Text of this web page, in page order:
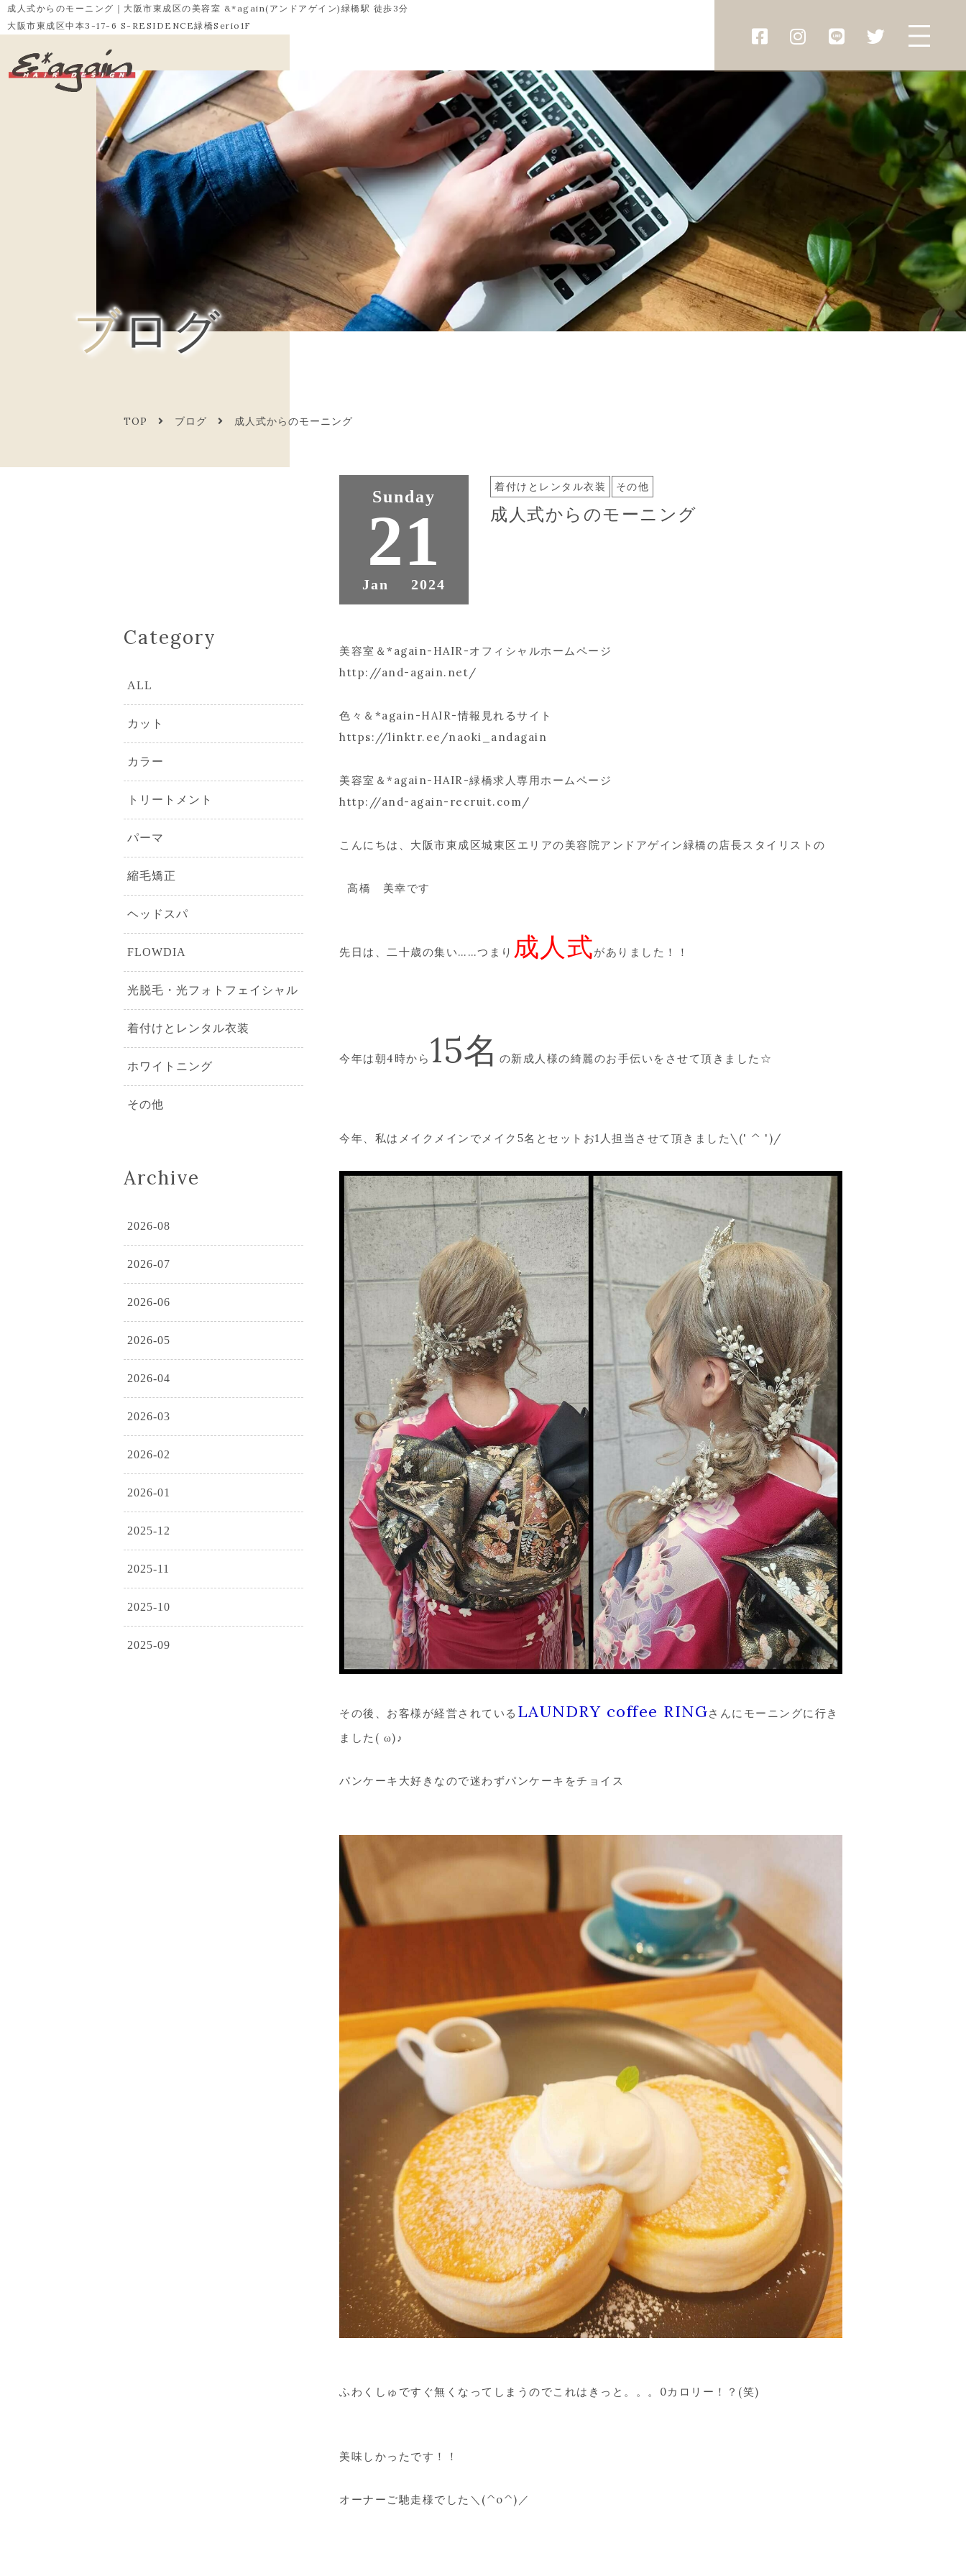
成人式からのモーニング｜大阪市東成区の美容室 &*again(アンドアゲイン)緑橋駅 徒歩3分
大阪市東成区中本3-17-6 S-RESIDENCE緑橋Serio1F
ブログ
TOP ブログ 成人式からのモーニング
Sunday
21
Jan 2024
着付けとレンタル衣装 その他
成人式からのモーニング
美容室＆*again-HAIR-オフィシャルホームページ
http://and-again.net/
色々＆*again-HAIR-情報見れるサイト
https://linktr.ee/naoki_andagain
美容室＆*again-HAIR-緑橋求人専用ホームページ
http://and-again-recruit.com/
こんにちは、大阪市東成区城東区エリアの美容院アンドアゲイン緑橋の店長スタイリストの
高橋 美幸です
先日は、二十歳の集い……つまり 成人式がありました！！
今年は朝4時から 15名 の新成人様の綺麗のお手伝いをさせて頂きました☆
今年、私はメイクメインでメイク5名とセットお1人担当させて頂きました\(' ^ ')/
その後、お客様が経営されている LAUNDRY coffee RINGさんにモーニングに行き
ました( ω)♪
パンケーキ大好きなので迷わずパンケーキをチョイス
ふわくしゅですぐ無くなってしまうのでこれはきっと。。。0カロリー！？(笑)
美味しかったです！！
オーナーご馳走様でした＼(^o^)／
Category
ALL
カット
カラー
トリートメント
パーマ
縮毛矯正
ヘッドスパ
FLOWDIA
光脱毛・光フォトフェイシャル
着付けとレンタル衣装
ホワイトニング
その他
Archive
2026-08
2026-07
2026-06
2026-05
2026-04
2026-03
2026-02
2026-01
2025-12
2025-11
2025-10
2025-09